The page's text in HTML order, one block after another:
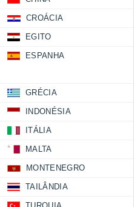
CROÁCIA
EGITO
ESPANHA
GRÉCIA
INDONÉSIA
ITÁLIA
MALTA
MONTENEGRO
TAILÂNDIA